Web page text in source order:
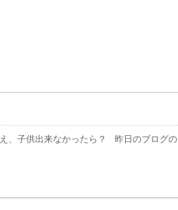
子供出来なかったら？ 昨日のブログの